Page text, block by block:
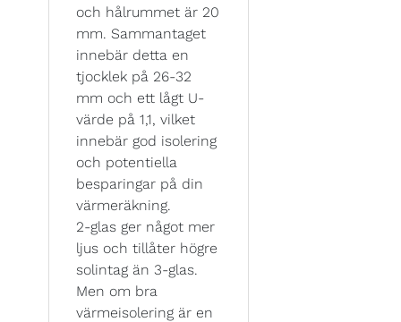
och hålrummet är 20
mm. Sammantaget
innebär detta en
tjocklek på 26-32
mm och ett lågt U-
värde på 1,1, vilket
innebär god isolering
och potentiella
besparingar på din
värmeräkning.
2-glas ger något mer
ljus och tillåter högre
solintag än 3-glas.
Men om bra
värmeisolering är en